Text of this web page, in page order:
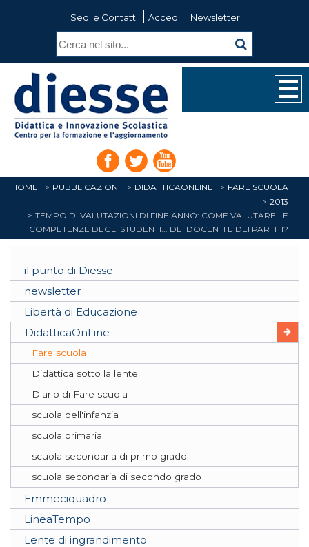
Sedi e Contatti Accedi Newsletter
HOME PUBBLICAZIONI DIDATTICAONLINE
FARE SCUOLA
2013
TEMPO DI VALUTAZIONI DI FINE ANNO: COME VALUTARE LE
COMPETENZE DEGLI STUDENTI... DEI DOCENTI E DEI PARTITI?
il punto di Diesse
newsletter
Libertà di Educazione
DidatticaOnLine
Fare scuola
Didattica sotto la lente
Diario di Fare scuola
scuola dell'infanzia
scuola primaria
scuola secondaria di primo grado
scuola secondaria di secondo grado
Emmeciquadro
LineaTempo
Lente di ingrandimento